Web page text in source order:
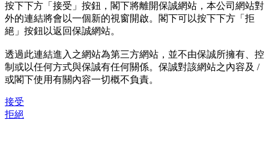
按下下方「接受」按鈕，閣下將離開保誠網站，本公司網站對
外的連結將會以一個新的視窗開啟。閣下可以按下下方「拒
絕」按鈕以返回保誠網站。
透過此連結進入之網站為第三方網站，並不由保誠所擁有、控
制或以任何方式與保誠有任何關係。保誠對該網站之內容及 /
或閣下使用有關內容一切概不負責。
接受
拒絕